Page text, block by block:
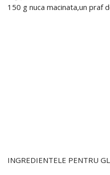
150 g nuca macinata,un praf
INGREDIENTELE PENTRU